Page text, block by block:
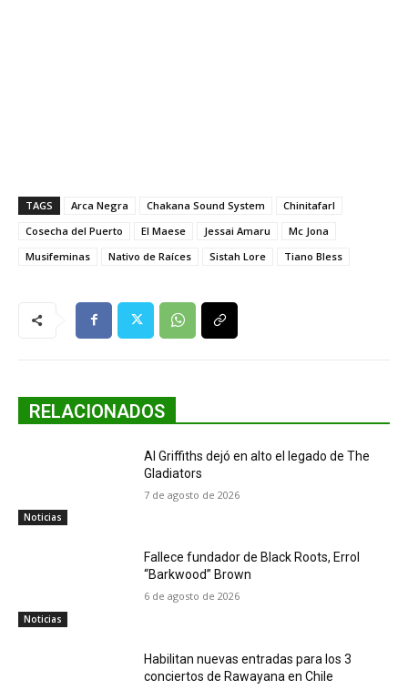
TAGS Arca Negra Chakana Sound System
ChinitafarI
Cosecha del Puerto
El Maese Jessai Amaru
Mc Jona
Musifeminas
Nativo de Raíces Sistah Lore Tiano Bless
RELACIONADOS
Noticias
Al Griffiths dejó en alto el legado de The
Gladiators
7 de agosto de 2026
Noticias
Fallece fundador de Black Roots, Errol
“Barkwood” Brown
6 de agosto de 2026
Habilitan nuevas entradas para los 3
conciertos de Rawayana en Chile